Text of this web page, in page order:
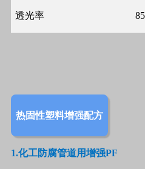
透光率
热固性塑料增强配方
1.化工防腐管道用增强PF